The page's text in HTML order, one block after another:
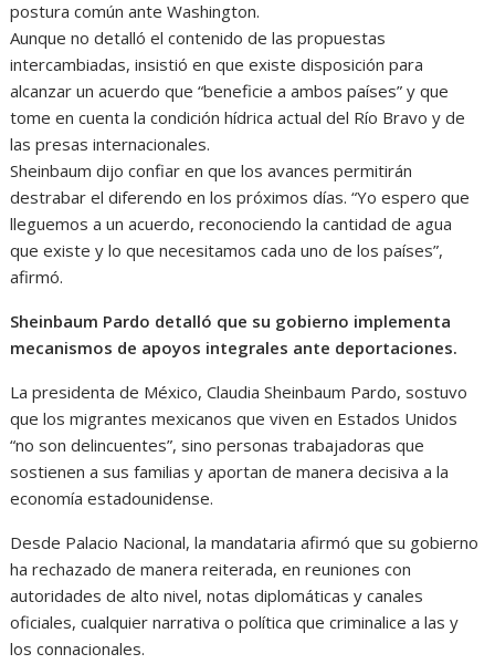
postura común ante Washington.
Aunque no detalló el contenido de las propuestas
intercambiadas, insistió en que existe disposición para
alcanzar un acuerdo que “beneficie a ambos países” y que
tome en cuenta la condición hídrica actual del Río Bravo y de
las presas internacionales.
Sheinbaum dijo confiar en que los avances permitirán
destrabar el diferendo en los próximos días. “Yo espero que
lleguemos a un acuerdo, reconociendo la cantidad de agua
que existe y lo que necesitamos cada uno de los países”,
afirmó.
Sheinbaum Pardo detalló que su gobierno implementa
mecanismos de apoyos integrales ante deportaciones.
La presidenta de México, Claudia Sheinbaum Pardo, sostuvo
que los migrantes mexicanos que viven en Estados Unidos
“no son delincuentes”, sino personas trabajadoras que
sostienen a sus familias y aportan de manera decisiva a la
economía estadounidense.
Desde Palacio Nacional, la mandataria afirmó que su gobierno
ha rechazado de manera reiterada, en reuniones con
autoridades de alto nivel, notas diplomáticas y canales
oficiales, cualquier narrativa o política que criminalice a las y
los connacionales.